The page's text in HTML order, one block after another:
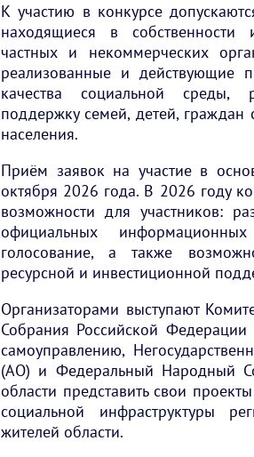
К участию в конкурсе
находящиеся в собственности
частных и некоммерческих
реализованные и действующие
качества социальной среды,
поддержку семей, детей, граждан
населения.
Приём заявок на участие в
октября 2026 года. В 2026 году
возможности для участников:
официальных
голосование, а также
ресурсной и инвестиционной
Организаторами выступают
Собрания Российской
самоуправлению,
(АО) и Федеральный Народный
области представить свои
социальной инфраструктуры
жителей области.